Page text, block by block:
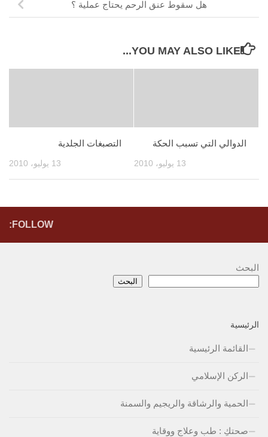
هل سقوط عنق الرحم يحتاج عملية ؟
YOU MAY ALSO LIKE...
التصبغات الجلدية
13 يوليو، 2010
الدوالي التي تسبب الحكة
13 يوليو، 2010
FOLLOW:
البحث
البحث
الرئيسية
القائمة الرئيسية
الركن الإسلامي
الحمية والرشاقة والريجيم والسمنة
صحتكِ : طب وعلاج ووقاية